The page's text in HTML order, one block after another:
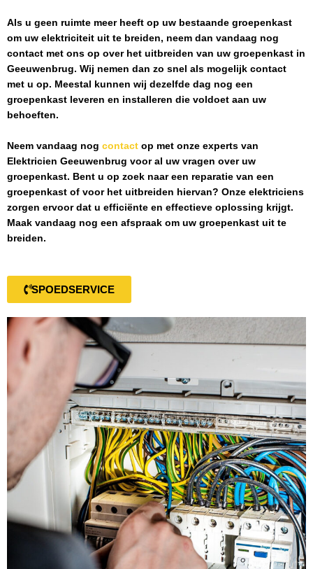
Als u geen ruimte meer heeft op uw bestaande groepenkast
om uw elektriciteit uit te breiden, neem dan vandaag nog
contact met ons op over het uitbreiden van uw groepenkast in
Geeuwenbrug. Wij nemen dan zo snel als mogelijk contact
met u op. Meestal kunnen wij dezelfde dag nog een
groepenkast leveren en installeren die voldoet aan uw
behoeften.
Neem vandaag nog contact op met onze experts van
Elektricien Geeuwenbrug voor al uw vragen over uw
groepenkast. Bent u op zoek naar een reparatie van een
groepenkast of voor het uitbreiden hiervan? Onze elektriciens
zorgen ervoor dat u efficiënte en effectieve oplossing krijgt.
Maak vandaag nog een afspraak om uw groepenkast uit te
breiden.
SPOEDSERVICE